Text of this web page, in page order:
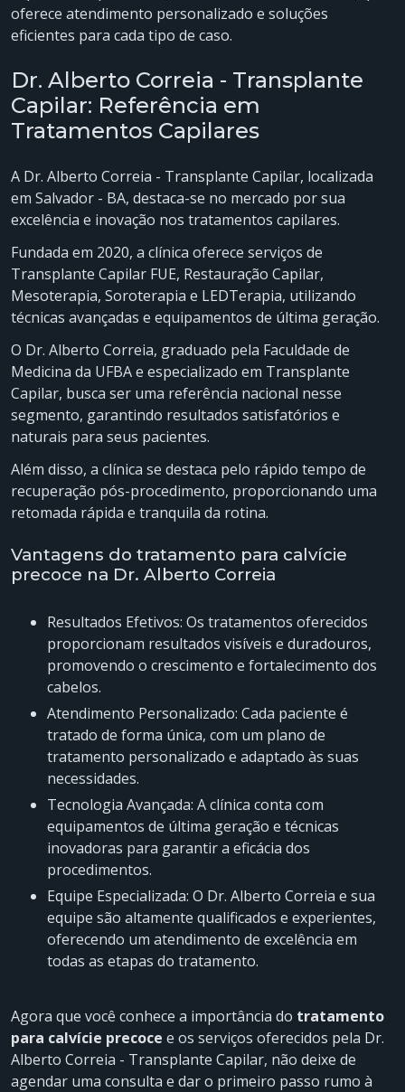
oferece atendimento personalizado e soluções
eficientes para cada tipo de caso.
Dr. Alberto Correia - Transplante
Capilar: Referência em
Tratamentos Capilares
A Dr. Alberto Correia - Transplante Capilar, localizada
em Salvador - BA, destaca-se no mercado por sua
excelência e inovação nos tratamentos capilares.
Fundada em 2020, a clínica oferece serviços de
Transplante Capilar FUE, Restauração Capilar,
Mesoterapia, Soroterapia e LEDTerapia, utilizando
técnicas avançadas e equipamentos de última geração.
O Dr. Alberto Correia, graduado pela Faculdade de
Medicina da UFBA e especializado em Transplante
Capilar, busca ser uma referência nacional nesse
segmento, garantindo resultados satisfatórios e
naturais para seus pacientes.
Além disso, a clínica se destaca pelo rápido tempo de
recuperação pós-procedimento, proporcionando uma
retomada rápida e tranquila da rotina.
Vantagens do tratamento para calvície
precoce na Dr. Alberto Correia
Resultados Efetivos: Os tratamentos oferecidos
proporcionam resultados visíveis e duradouros,
promovendo o crescimento e fortalecimento dos
cabelos.
Atendimento Personalizado: Cada paciente é
tratado de forma única, com um plano de
tratamento personalizado e adaptado às suas
necessidades.
Tecnologia Avançada: A clínica conta com
equipamentos de última geração e técnicas
inovadoras para garantir a eficácia dos
procedimentos.
Equipe Especializada: O Dr. Alberto Correia e sua
equipe são altamente qualificados e experientes,
oferecendo um atendimento de excelência em
todas as etapas do tratamento.
Agora que você conhece a importância do tratamento
para calvície precoce e os serviços oferecidos pela Dr.
Alberto Correia - Transplante Capilar, não deixe de
agendar uma consulta e dar o primeiro passo rumo à